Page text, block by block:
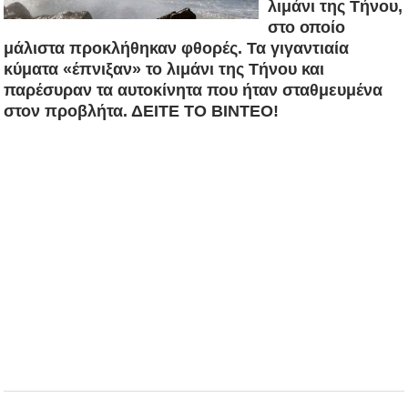
λιμάνι της Τήνου,
στο οποίο
μάλιστα προκλήθηκαν φθορές. Τα γιγαντιαία
κύματα «έπνιξαν» το λιμάνι της Τήνου και
παρέσυραν τα αυτοκίνητα που ήταν σταθμευμένα
στον προβλήτα. ΔΕΙΤΕ ΤΟ ΒΙΝΤΕΟ!